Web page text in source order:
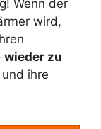
Wenn der
wird,
wieder zu
ihre